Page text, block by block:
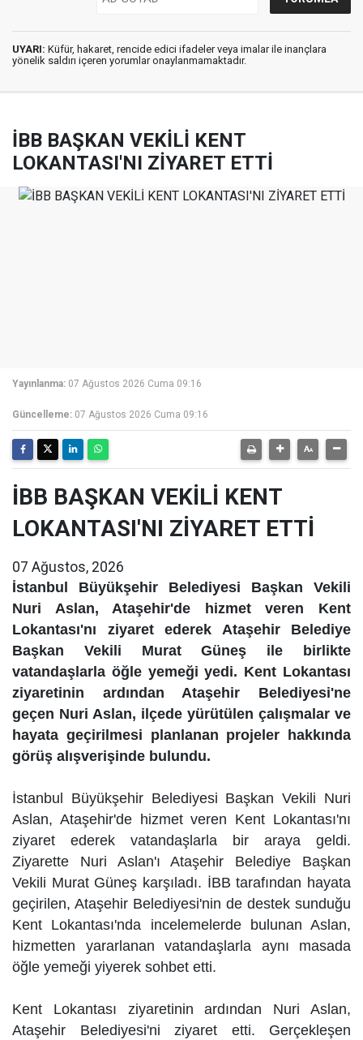
UYARI: Küfür, hakaret, rencide edici ifadeler veya imalar ile inançlara
yönelik saldırı içeren yorumlar onaylanmamaktadır.
İBB BAŞKAN VEKİLİ KENT
LOKANTASI'NI ZİYARET ETTİ
Yayınlanma: 07 Ağustos 2026 Cuma 09:16
Güncelleme: 07 Ağustos 2026 Cuma 09:16
İBB BAŞKAN VEKİLİ KENT
LOKANTASI'NI ZİYARET ETTİ
07 Ağustos, 2026
İstanbul Büyükşehir Belediyesi Başkan Vekili
Nuri Aslan, Ataşehir'de hizmet veren Kent
Lokantası'nı ziyaret ederek Ataşehir Belediye
Başkan Vekili Murat Güneş ile birlikte
vatandaşlarla öğle yemeği yedi. Kent Lokantası
ziyaretinin ardından Ataşehir Belediyesi'ne
geçen Nuri Aslan, ilçede yürütülen çalışmalar ve
hayata geçirilmesi planlanan projeler hakkında
görüş alışverişinde bulundu.
İstanbul Büyükşehir Belediyesi Başkan Vekili Nuri
Aslan, Ataşehir'de hizmet veren Kent Lokantası'nı
ziyaret ederek vatandaşlarla bir araya geldi.
Ziyarette Nuri Aslan'ı Ataşehir Belediye Başkan
Vekili Murat Güneş karşıladı. İBB tarafından hayata
geçirilen, Ataşehir Belediyesi'nin de destek sunduğu
Kent Lokantası'nda incelemelerde bulunan Aslan,
hizmetten yararlanan vatandaşlarla aynı masada
öğle yemeği yiyerek sohbet etti.
Kent Lokantası ziyaretinin ardından Nuri Aslan,
Ataşehir Belediyesi'ni ziyaret etti. Gerçekleşen